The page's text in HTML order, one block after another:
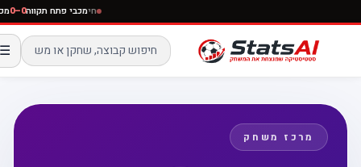
חימכבי פתח תקווה0–0
☰
מרכז משחק